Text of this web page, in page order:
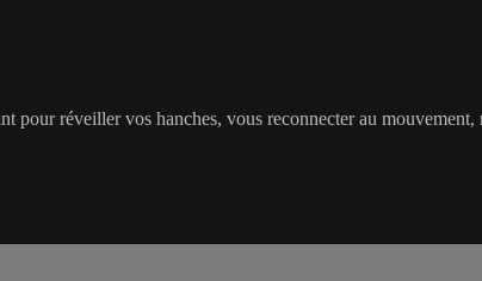
pour réveiller vos hanches, vous reconnecter au